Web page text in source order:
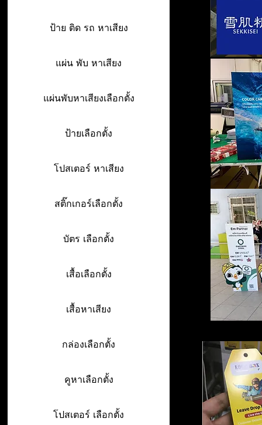
ป้าย ติด รถ หาเสียง
แผ่น พับ หาเสียง
แผ่นพับหาเสียงเลือกตั้ง
ป้ายเลือกตั้ง
โปสเตอร์ หาเสียง
สติ๊กเกอร์เลือกตั้ง
บัตร เลือกตั้ง
เสื้อเลือกตั้ง
เสื้อหาเสียง
กล่องเลือกตั้ง
คูหาเลือกตั้ง
โปสเตอร์ เลือกตั้ง